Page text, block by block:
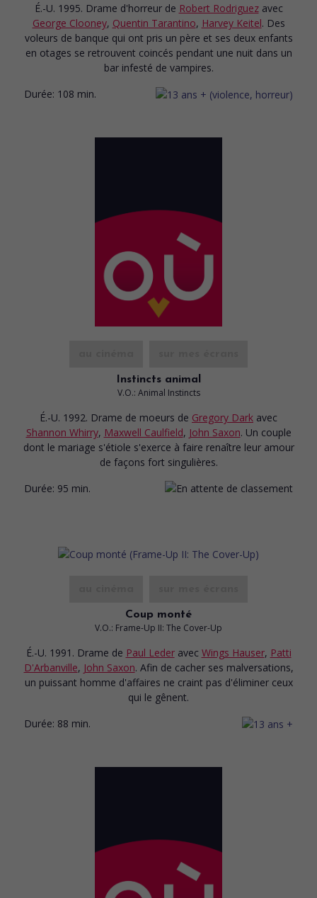
É.-U. 1995. Drame d'horreur de Robert Rodriguez avec
George Clooney, Quentin Tarantino, Harvey Keitel. Des
voleurs de banque qui ont pris un père et ses deux enfants
en otages se retrouvent coincés pendant une nuit dans un
bar infesté de vampires.
Durée: 108 min.
Instincts animal
V.O.: Animal Instincts
É.-U. 1992. Drame de moeurs de Gregory Dark avec
Shannon Whirry, Maxwell Caulfield, John Saxon. Un couple
dont le mariage s'étiole s'exerce à faire renaître leur amour
de façons fort singulières.
Durée: 95 min.
Coup monté
V.O.: Frame-Up II: The Cover-Up
É.-U. 1991. Drame de Paul Leder avec Wings Hauser, Patti
D'Arbanville, John Saxon. Afin de cacher ses malversations,
un puissant homme d'affaires ne craint pas d'éliminer ceux
qui le gênent.
Durée: 88 min.